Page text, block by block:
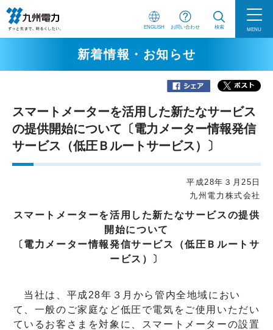
ENGLISH お問い合わせ 検索 MENU
新着情報・お知らせ
スマートメーターを活用した新たなサービス
の提供開始について〔電力メーター情報発信
サービス（低圧Ｂルートサービス）〕
平成28年３月25日
九州電力株式会社
スマートメーターを活用した新たなサービスの提供
開始について
〔電力メーター情報発信サービス（低圧Ｂルートサ
ービス）〕
当社は、平成28年３月から管内全地域におい
て、一般のご家庭など低圧で電気をご使用いただい
ているお客さまを対象に、スマートメーターの設置